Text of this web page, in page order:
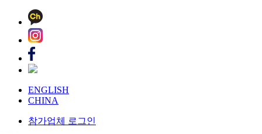
ENGLISH
CHINA
참가업체 로그인